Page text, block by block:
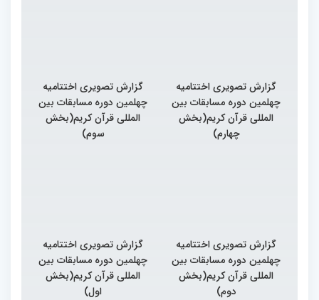
گزارش تصویری اختتامیه
چهلمین دوره مسابقات بین
المللی قرآن کریم(بخش
چهارم)
گزارش تصویری اختتامیه
چهلمین دوره مسابقات بین
المللی قرآن کریم(بخش
سوم)
گزارش تصویری اختتامیه
چهلمین دوره مسابقات بین
المللی قرآن کریم(بخش
دوم)
گزارش تصویری اختتامیه
چهلمین دوره مسابقات بین
المللی قرآن کریم(بخش
اول)